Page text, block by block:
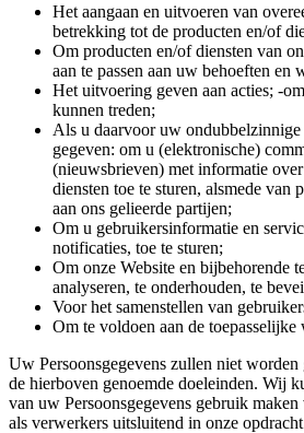
Het aangaan en uitvoeren van
betrekking tot de producten en/of
Om producten en/of diensten van
aan te passen aan uw behoeften en
Het uitvoering geven aan acties; -
kunnen treden;
Als u daarvoor uw ondubbelzinnige
gegeven: om u (elektronische)
(nieuwsbrieven) met informatie
diensten toe te sturen, alsmede van
aan ons gelieerde partijen;
Om u gebruikersinformatie en
notificaties, toe te sturen;
Om onze Website en bijbehorende
analyseren, te onderhouden, te
Voor het samenstellen van
Om te voldoen aan de
Uw Persoonsgegevens zullen niet
de hierboven genoemde doeleinden. Wij
van uw Persoonsgegevens gebruik
als verwerkers uitsluitend in onze